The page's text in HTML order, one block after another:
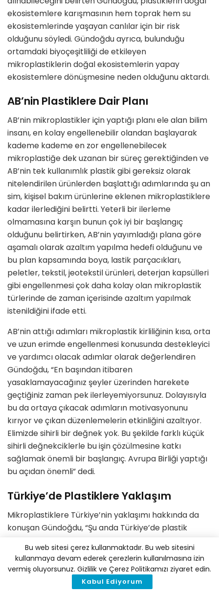
ekosistemlere karışmasının hem toprak hem su
ekosistemlerinde yaşayan canlılar için bir risk
olduğunu söyledi. Gündoğdu ayrıca, bulunduğu
ortamdaki biyoçeşitliliği de etkileyen
mikroplastiklerin doğal ekosistemlerin yapay
ekosistemlere dönüşmesine neden olduğunu aktardı.
AB’nin Plastiklere Dair Planı
AB’nin mikroplastikler için yaptığı planı ele alan bilim
insanı, en kolay engellenebilir olandan başlayarak
kademe kademe en zor engellenebilecek
mikroplastiğe dek uzanan bir süreç gerektiğinden ve
AB’nin tek kullanımlık plastik gibi gereksiz olarak
nitelendirilen ürünlerden başlattığı adımlarında şu an
sim, kişisel bakım ürünlerine eklenen mikroplastiklere
kadar ilerlediğini belirtti. Yeterli bir ilerleme
olmamasına karşın bunun çok iyi bir başlangıç
olduğunu belirtirken, AB’nin yayımladığı plana göre
aşamalı olarak azaltım yapılma hedefi olduğunu ve
bu plan kapsamında boya, lastik parçacıkları,
peletler, tekstil, jeotekstil ürünleri, deterjan kapsülleri
gibi engellenmesi çok daha kolay olan mikroplastik
türlerinde de zaman içerisinde azaltım yapılmak
istenildiğini ifade etti.
AB’nin attığı adımları mikroplastik kirliliğinin kısa, orta
ve uzun erimde engellenmesi konusunda destekleyici
ve yardımcı olacak adımlar olarak değerlendiren
Gündoğdu, “En başından itibaren
yasaklamayacağınız şeyler üzerinden harekete
geçtiğiniz zaman pek ilerleyemiyorsunuz. Dolayısıyla
bu da ortaya çıkacak adımların motivasyonunu
kırıyor ve çıkan düzenlemelerin etkinliğini azaltıyor.
Elimizde sihirli bir değnek yok. Bu şekilde farklı küçük
sihirli değnekciklerle bu işin çözülmesine katkı
sağlamak önemli bir başlangıç. Avrupa Birliği yaptığı
bu açıdan önemli” dedi.
Türkiye’de Plastiklere Yaklaşım
Mikroplastiklere Türkiye’nin yaklaşımı hakkında da
konuşan Gündoğdu, “Şu anda Türkiye’de plastik
gerçekleştirilemiyor. Çünkü çok güçlü bir plastik lobisi
var ve bu lobi, sanki plastik Türkiye’nin varlığı için
olmazsa olmazmış gibi davranıyor” derken, bu
konudaki gelişmelerin engellendiğini ve Türkiye’de
Bu web sitesi çerez kullanmaktadır. Bu web sitesini
kullanmaya devam ederek çerezlerin kullanılmasına izin
vermiş oluyorsunuz. Gizlilik ve Çerez Politikamızı ziyaret edin.
Kabul Ediyorum